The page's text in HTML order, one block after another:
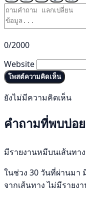
0/2000
Website
โพสต์ความคิดเห็น
ยังไม่มีความคิดเห็น
คำถามที่พบบ่อ
มีรายงานหมีบนเส้นทา
ในช่วง 30 วันที่ผ่านมา
จากเส้นทาง ไม่มีรายง